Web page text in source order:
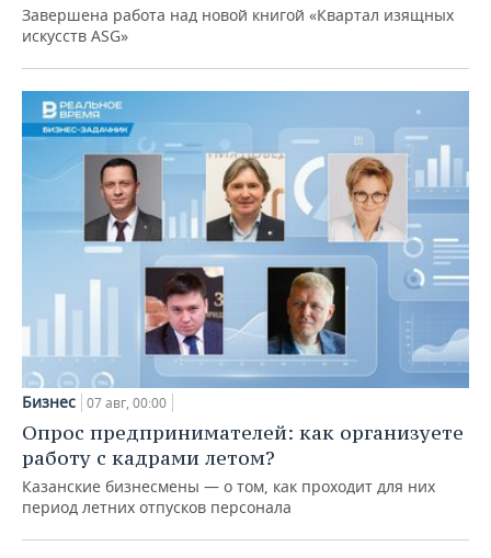
Завершена работа над новой книгой «Квартал изящных
искусств ASG»
Бизнес 07 авг, 00:00
Опрос предпринимателей: как организуете
работу с кадрами летом?
Казанские бизнесмены — о том, как проходит для них
период летних отпусков персонала